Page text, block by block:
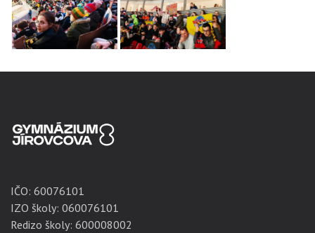
IČO: 60076101
IZO školy: 060076101
Redizo školy: 600008002